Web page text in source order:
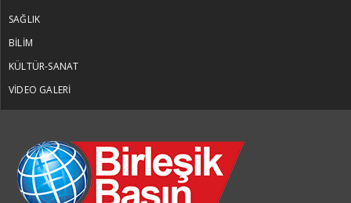
SAĞLIK
BİLİM
KÜLTÜR-SANAT
VİDEO GALERİ